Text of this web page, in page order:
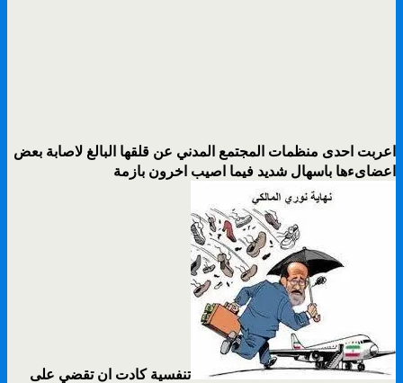
اعربت احدى منظمات المجتمع المدني عن قلقها البالغ لاصابة بعض
اعضاىءها باسهال شديد فيما اصيب اخرون بازمة
تنفسية كادت ان تقضي على